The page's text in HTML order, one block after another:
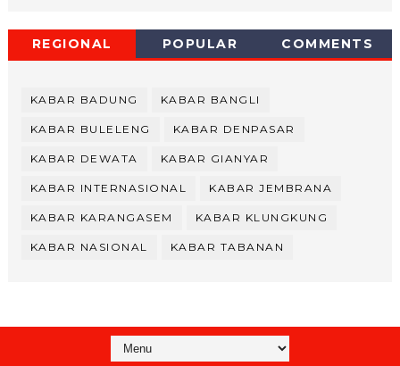
REGIONAL POPULAR COMMENTS
KABAR BADUNG KABAR BANGLI
KABAR BULELENG KABAR DENPASAR
KABAR DEWATA KABAR GIANYAR
KABAR INTERNASIONAL KABAR JEMBRANA
KABAR KARANGASEM KABAR KLUNGKUNG
KABAR NASIONAL KABAR TABANAN